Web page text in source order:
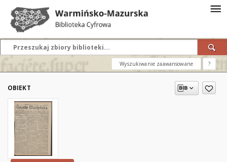
Wyszukiwanie zaawansowane ?
OBIEKT